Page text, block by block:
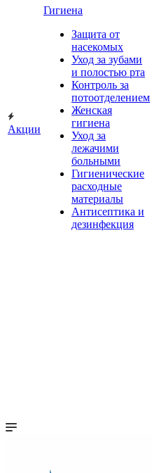
Акции
Гигиена
Защита от
насекомых
Уход за зубами
и полостью рта
Контроль за
потоотделением
Женская
гигиена
Уход за
лежачими
больными
Гигиенические
расходные
материалы
Антисептика и
дезинфекция